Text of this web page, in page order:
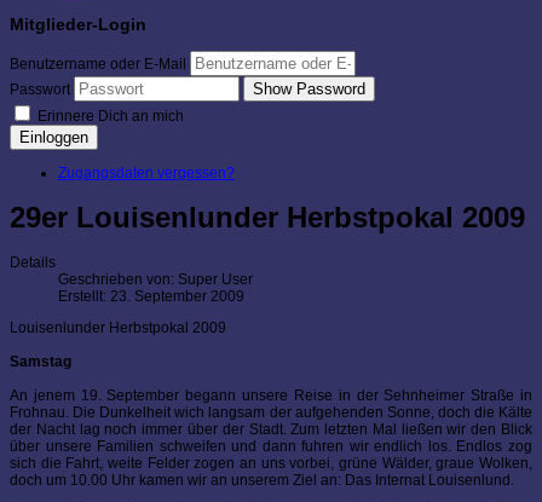
Mitglieder-Login
Benutzername oder E-Mail
Passwort
Show Password
Erinnere Dich an mich
Einloggen
Zugangsdaten vergessen?
29er Louisenlunder Herbstpokal 2009
Details
Geschrieben von: Super User
Erstellt: 23. September 2009
Louisenlunder Herbstpokal 2009
Samstag
An jenem 19. September begann unsere Reise in der Sehnheimer Straße in
Frohnau. Die Dunkelheit wich langsam der aufgehenden Sonne, doch die Kälte
der Nacht lag noch immer über der Stadt. Zum letzten Mal ließen wir den Blick
über unsere Familien schweifen und dann fuhren wir endlich los. Endlos zog
sich die Fahrt, weite Felder zogen an uns vorbei, grüne Wälder, graue Wolken,
doch um 10.00 Uhr kamen wir an unserem Ziel an: Das Internat Louisenlund.